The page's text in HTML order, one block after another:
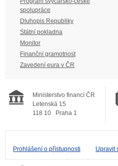
spolupráce
Dluhopis Republiky
Státní pokladna
Monitor
Finanční gramotnost
Zavedení eura v ČR
Ministerstvo financí ČR
Letenská 15
118 10
Praha 1
Prohlášení o přístupnosti Upravit